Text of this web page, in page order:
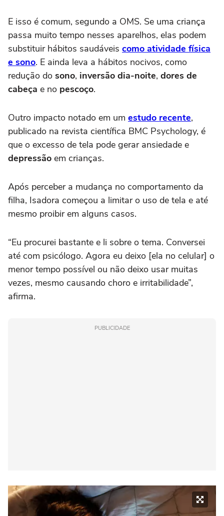
E isso é comum, segundo a OMS. Se uma criança
passa muito tempo nesses aparelhos, elas podem
substituir hábitos saudáveis como atividade física
e sono. E ainda leva a hábitos nocivos, como
redução do sono, inversão dia-noite, dores de
cabeça e no pescoço.
Outro impacto notado em um estudo recente,
publicado na revista científica BMC Psychology, é
que o excesso de tela pode gerar ansiedade e
depressão em crianças.
Após perceber a mudança no comportamento da
filha, Isadora começou a limitar o uso de tela e até
mesmo proibir em alguns casos.
“Eu procurei bastante e li sobre o tema. Conversei
até com psicólogo. Agora eu deixo [ela no celular] o
menor tempo possível ou não deixo usar muitas
vezes, mesmo causando choro e irritabilidade”,
afirma.
PUBLICIDADE